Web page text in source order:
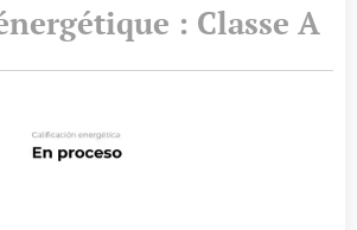
: Classe A